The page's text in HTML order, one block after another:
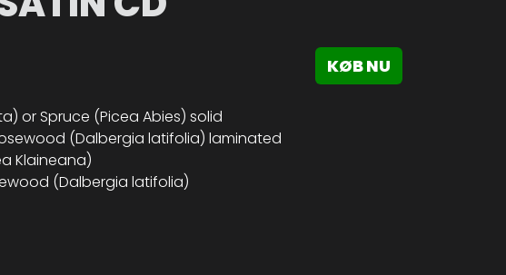
KØB NU
or Spruce (Picea Abies) solid
(Dalbergia latifolia) laminated
Klaineana)
(Dalbergia latifolia)